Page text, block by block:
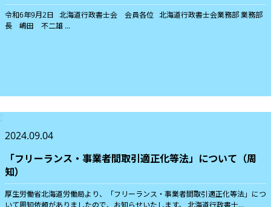
令和6年9月2日 北海道行政書士会 会員各位 北海道行政書士会業務部 業務部
長 嶋田 不二雄 ...
2024.09.04
「フリーランス・事業者間取引適正化等法」について（周
知）
厚生労働省北海道労働局より、「フリーランス・事業者間取引適正化等法」につ
いて周知依頼がありましたので、お知らせいたします。 北海道行政書士...